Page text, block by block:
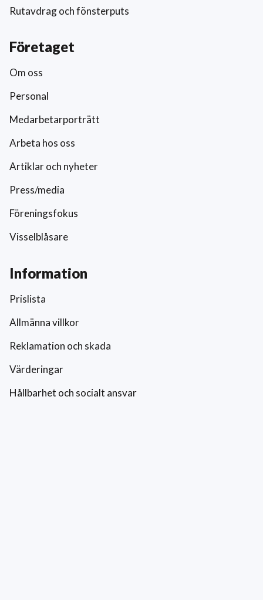
Rutavdrag och fönsterputs
Företaget
Om oss
Personal
Medarbetarporträtt
Arbeta hos oss
Artiklar och nyheter
Press/media
Föreningsfokus
Visselblåsare
Information
Prislista
Allmänna villkor
Reklamation och skada
Värderingar
Hållbarhet och socialt ansvar